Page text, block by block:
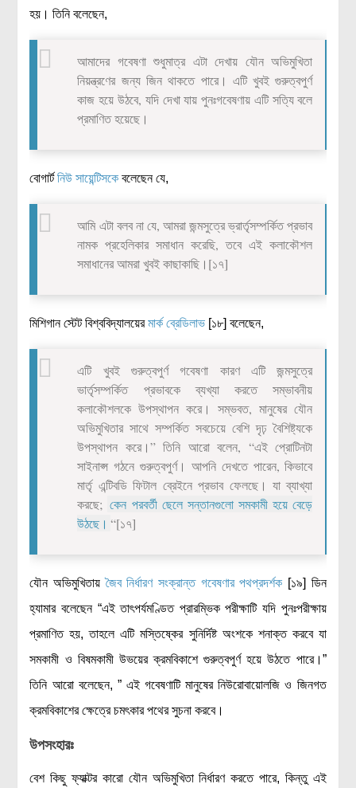
হয়। তিনি বলেছেন,
আমাদের গবেষণা শুধুমাত্র এটা দেখায় যৌন অভিমুখিতা
নিয়ন্ত্রণের জন্য জিন থাকতে পারে। এটি খুবই গুরুত্বপুর্ণ
কাজ হয়ে উঠবে, যদি দেখা যায় পুনঃগবেষণায় এটি সত্যি বলে
প্রমাণিত হয়েছে।
বোগার্টনিউ সায়েন্টিসকেবলেছেন যে,
আমি এটা বলব না যে, আমরা জন্মসুত্রে ভ্রার্তৃসম্পর্কিত প্রভাব
নামক প্রহেলিকার সমাধান করেছি, তবে এই কলাকৌশল
সমাধানের আমরা খুবই কাছাকাছি।[১৭]
মিশিগান স্টেট বিশ্ববিদ্যালয়েরমার্ক ব্রেডিলাভ [১৮] বলেছেন,
এটি খুবই গুরুত্বপুর্ণ গবেষণা কারণ এটি জন্মসুত্রে
ভার্তৃসম্পর্কিত প্রভাবকে ব্যখ্যা করতে সম্ভাবনীয়
কলাকৌশলকে উপস্থাপন করে। সম্ভবত, মানুষের যৌন
অভিমুখিতার সাথে সম্পর্কিত সবচেয়ে বেশি দৃঢ় বৈশিষ্ট্যকে
উপস্থাপন করে।” তিনি আরো বলেন, “এই প্রোটিনটা
সাইনাপ্স গঠনে গুরুত্বপুর্ণ। আপনি দেখতে পারেন, কিভাবে
মার্তৃ এন্টিবডি ফিটাল ব্রেইনে প্রভাব ফেলছে। যা ব্যাখ্যা
করছে; কেন পরবর্তী ছেলে সন্তানগুলো সমকামী হয়ে বেড়ে
উঠছে। “[১৭]
যৌন অভিমুখিতায়জৈব নির্ধারণ সংক্রান্ত গবেষণার পথপ্রদর্শক [১৯] ডিন
হ্যামার বলেছেন “এই তাৎপর্যমণ্ডিত প্রারম্ভিক পরীক্ষাটি যদি পুনঃপরীক্ষায়
প্রমাণিত হয়, তাহলে এটি মস্তিষ্কের সুনির্দিষ্ট অংশকে শনাক্ত করবে যা
সমকামী ও বিষমকামী উভয়ের ক্রমবিকাশে গুরুত্বপুর্ণ হয়ে উঠতে পারে।”
তিনি আরো বলেছেন, ” এই গবেষণাটি মানুষের নিউরোবায়োলজি ও জিনগত
ক্রমবিকাশের ক্ষেত্রে চমৎকার পথের সুচনা করবে।
উপসংহারঃ
বেশ কিছু ফ্যাক্টর কারো যৌন অভিমুখিতা নির্ধারণ করতে পারে, কিন্তু এই